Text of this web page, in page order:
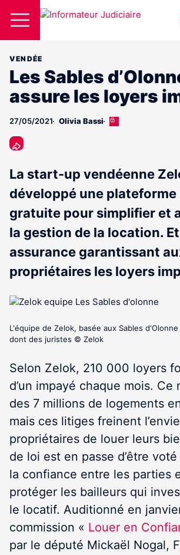
VENDÉE
Les Sables
assure les loyers
27/05/2021 Olivia Bassi
Cet
aux
abonnés
La start-up vendéenne
développé une
gratuite pour simplifier et
la gestion de la location.
assurance garantissant
propriétaires les loyers
L'équipe de Zelok, basée aux Sables
dont des juristes © Zelok
Selon Zelok, 210 000 loyers
d’un impayé chaque mois. Ce
des 7 millions de logements
mais ces litiges freinent
propriétaires de louer leurs
de loi est en passe d’être
la confiance entre les parties
protéger les bailleurs qui
le locatif. Auditionné en
commission « Louer en
par le député Mickaël Nogal,